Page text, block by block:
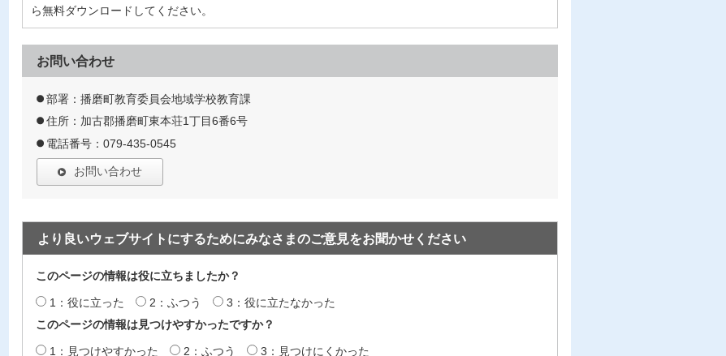
ら無料ダウンロードしてください。
お問い合わせ
部署：播磨町教育委員会地域学校教育課
住所：加古郡播磨町東本荘1丁目6番6号
電話番号：079-435-0545
お問い合わせ
より良いウェブサイトにするためにみなさまのご意見をお聞かせください
このページの情報は役に立ちましたか？
1：役に立った 2：ふつう
3：役に立たなかった
このページの情報は見つけやすかったですか？
1：見つけやすかった 2：ふつう 3：見つけにくかった